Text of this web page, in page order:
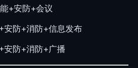
+安防+会议
安防+消防+信息发布
安防+消防+广播